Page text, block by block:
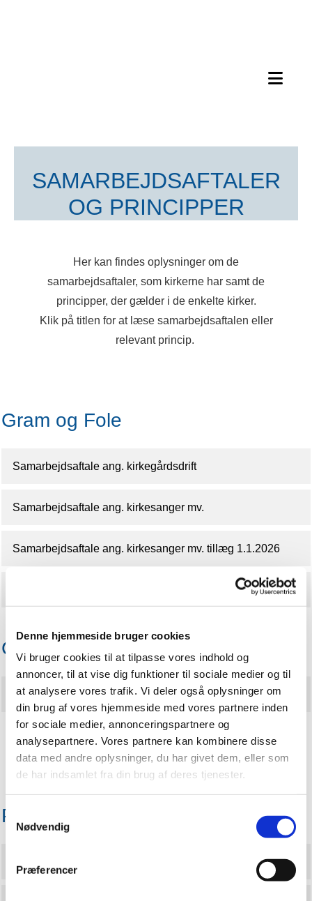
Denne hjemmeside bruger cookies
Vi bruger cookies til at tilpasse vores indhold og
annoncer, til at vise dig funktioner til sociale medier og til
at analysere vores trafik. Vi deler også oplysninger om
din brug af vores hjemmeside med vores partnere inden
for sociale medier, annonceringspartnere og
analysepartnere. Vores partnere kan kombinere disse
data med andre oplysninger, du har givet dem, eller som
de har indsamlet fra din brug af deres tjenester.
Samtykkevalg
Nødvendig
Præferencer
SAMARBEJDSAFTALER
OG PRINCIPPER
Her kan findes oplysninger om de
samarbejdsaftaler, som kirkerne har samt de
principper, der gælder i de enkelte kirker.
Klik på titlen for at læse samarbejdsaftalen eller
relevant princip.
Gram og Fole
Samarbejdsaftale ang. kirkegårdsdrift
Samarbejdsaftale ang. kirkesanger mv.
Samarbejdsaftale ang. kirkesanger mv. tillæg 1.1.2026
Gram og Højrup
Samarbejdsaftale ang. kirkegårdsdrift
Principper